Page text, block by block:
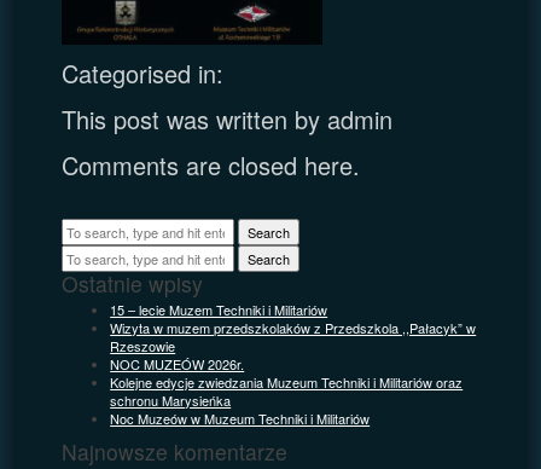
Categorised in:
This post was written by admin
Comments are closed here.
Search
Search
Ostatnie wpisy
15 – lecie Muzem Techniki i Militariów
Wizyta w muzem przedszkolaków z Przedszkola ,,Pałacyk” w
Rzeszowie
NOC MUZEÓW 2026r.
Kolejne edycje zwiedzania Muzeum Techniki i Militariów oraz
schronu Marysieńka
Noc Muzeów w Muzeum Techniki i Militariów
Najnowsze komentarze